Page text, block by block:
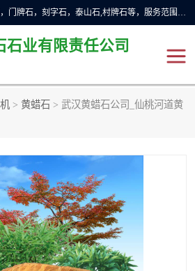
武汉明石石业公司主营景观石，门牌石，刻字石，泰山石,村牌石等，服务范围主要有：武汉，咸宁等地区。公司秉承敬业奉献、锐意创新的企业精神，从无到有，从小到大，以一种产业报国的创业精神，竭诚为客户提供服务，为社会设计财富。
石业有限责任公司
> 黄蜡石 > 武汉黄蜡石公司_仙桃河道黄
奠基石
大型石雕
异型石材
刻字石